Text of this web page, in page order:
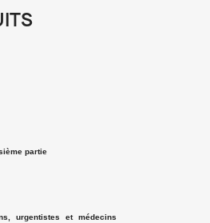
partie
urgentistes et médecins